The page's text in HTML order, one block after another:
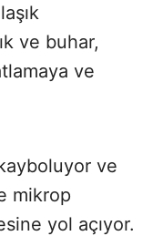
ve buhar,
ve
ve
mikrop
yol açıyor.